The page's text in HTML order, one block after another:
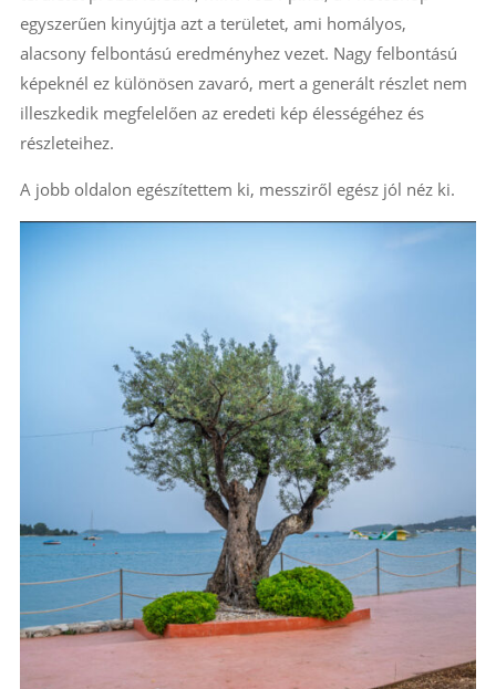
egyszerűen kinyújtja azt a területet, ami homályos,
alacsony felbontású eredményhez vezet. Nagy felbontású
képeknél ez különösen zavaró, mert a generált részlet nem
illeszkedik megfelelően az eredeti kép élességéhez és
részleteihez​.
A jobb oldalon egészítettem ki, messziről egész jól néz ki.